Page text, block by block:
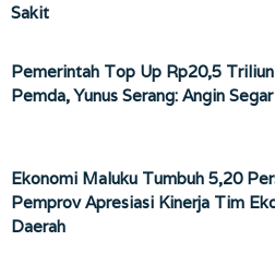
Sakit
Pemerintah Top Up Rp20,5
Pemda, Yunus Serang: Angin
Ekonomi Maluku Tumbuh 5,20
Pemprov Apresiasi Kinerja Tim
Daerah